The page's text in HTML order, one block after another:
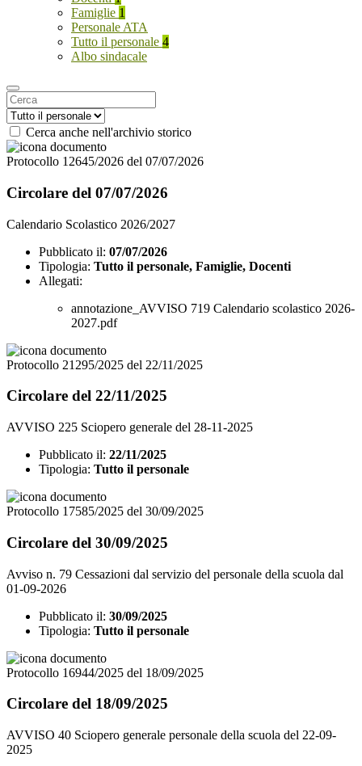
Famiglie 1
Personale ATA
Tutto il personale 4
Albo sindacale
Cerca anche nell'archivio storico
Protocollo 12645/2026 del 07/07/2026
Circolare del 07/07/2026
Calendario Scolastico 2026/2027
Pubblicato il: 07/07/2026
Tipologia: Tutto il personale, Famiglie, Docenti
Allegati:
annotazione_AVVISO 719 Calendario scolastico 2026-
2027.pdf
Protocollo 21295/2025 del 22/11/2025
Circolare del 22/11/2025
AVVISO 225 Sciopero generale del 28-11-2025
Pubblicato il: 22/11/2025
Tipologia: Tutto il personale
Protocollo 17585/2025 del 30/09/2025
Circolare del 30/09/2025
Avviso n. 79 Cessazioni dal servizio del personale della scuola dal
01-09-2026
Pubblicato il: 30/09/2025
Tipologia: Tutto il personale
Protocollo 16944/2025 del 18/09/2025
Circolare del 18/09/2025
AVVISO 40 Sciopero generale personale della scuola del 22-09-
2025